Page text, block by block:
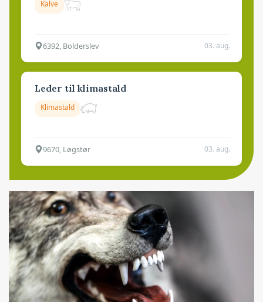
Kalve
6392, Bolderslev 03. aug.
Leder til klimastald
Klimastald
9670, Løgstør 03. aug.